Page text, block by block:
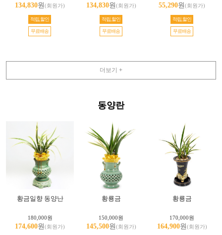
134,830원(회원가)
적립,할인
무료배송
134,830원(회원가)
적립,할인
무료배송
55,290원(회원가)
적립,할인
무료배송
더보기 +
동양란
황금일향 동양난
180,000원
174,600원(회원가)
황룡금
150,000원
145,500원(회원가)
황룡금
170,000원
164,900원(회원가)